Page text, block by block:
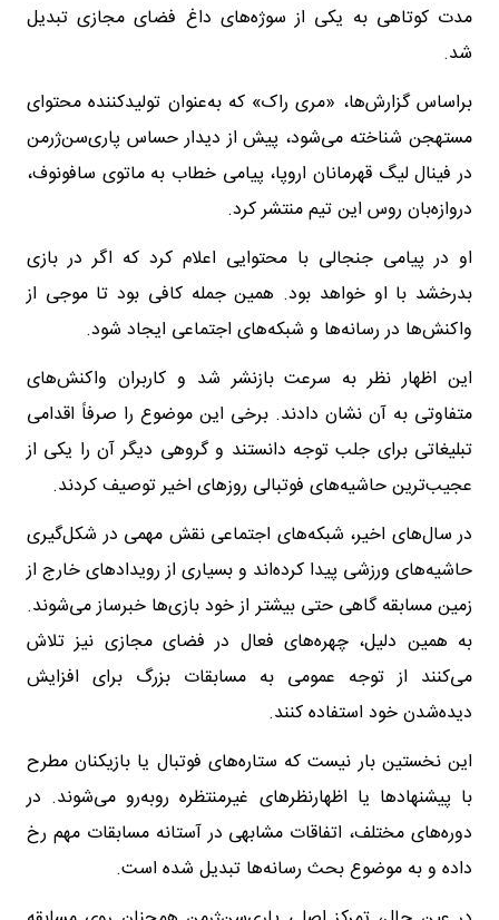
مدت کوتاهی به یکی از سوژه‌های داغ فضای مجازی تبدیل
شد.
براساس گزارش‌ها، «مری راک» که به‌عنوان تولیدکننده محتوای
مستهجن شناخته می‌شود، پیش از دیدار حساس پاری‌سن‌ژرمن
در فینال لیگ قهرمانان اروپا، پیامی خطاب به ماتوی سافونوف،
دروازه‌بان روس این تیم منتشر کرد.
او در پیامی جنجالی با محتوایی اعلام کرد که اگر در بازی
بدرخشد با او خواهد بود. همین جمله کافی بود تا موجی از
واکنش‌ها در رسانه‌ها و شبکه‌های اجتماعی ایجاد شود.
این اظهار نظر به سرعت بازنشر شد و کاربران واکنش‌های
متفاوتی به آن نشان دادند. برخی این موضوع را صرفاً اقدامی
تبلیغاتی برای جلب توجه دانستند و گروهی دیگر آن را یکی از
عجیب‌ترین حاشیه‌های فوتبالی روزهای اخیر توصیف کردند.
در سال‌های اخیر، شبکه‌های اجتماعی نقش مهمی در شکل‌گیری
حاشیه‌های ورزشی پیدا کرده‌اند و بسیاری از رویدادهای خارج از
زمین مسابقه گاهی حتی بیشتر از خود بازی‌ها خبرساز می‌شوند.
به همین دلیل، چهره‌های فعال در فضای مجازی نیز تلاش
می‌کنند از توجه عمومی به مسابقات بزرگ برای افزایش
دیده‌شدن خود استفاده کنند.
این نخستین بار نیست که ستاره‌های فوتبال یا بازیکنان مطرح
با پیشنهادها یا اظهارنظرهای غیرمنتظره روبه‌رو می‌شوند. در
دوره‌های مختلف، اتفاقات مشابهی در آستانه مسابقات مهم رخ
داده و به موضوع بحث رسانه‌ها تبدیل شده است.